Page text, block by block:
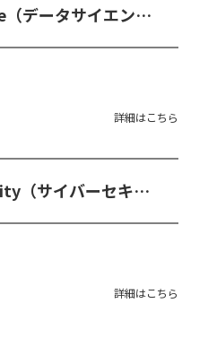
MSc in Data Science（データサイエンス修士コース）
詳細はこちら
MSc in Cyber Security（サイバーセキュリティ修士コース）
詳細はこちら